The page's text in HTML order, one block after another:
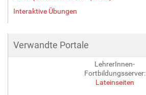
Interaktive Übungen
Verwandte Portale
LehrerInnen-
Fortbildungsserver:
Lateinseiten